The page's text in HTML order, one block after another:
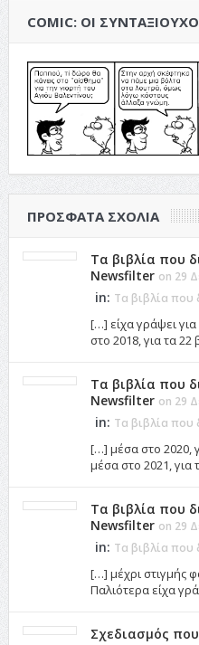
COMIC: ΟΙ
ΠΡΌΣΦΑΤΑ ΣΧΌΛΙΑ
Τα βιβλία που
Newsfilter on 29
in: Τα βιβλία που
[…] είχα γράψει
στο 2018, για τα 22
Τα βιβλία που
Newsfilter on 29
in: Τα βιβλία που
[…] μέσα στο 2020,
μέσα στο 2021, για
Τα βιβλία που
Newsfilter on 29
in: Τα βιβλία που
[…] μέχρι στιγμής
Παλιότερα είχα
Σχεδιασμός